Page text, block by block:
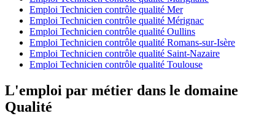
Emploi Technicien contrôle qualité Mer
Emploi Technicien contrôle qualité Mérignac
Emploi Technicien contrôle qualité Oullins
Emploi Technicien contrôle qualité Romans-sur-Isère
Emploi Technicien contrôle qualité Saint-Nazaire
Emploi Technicien contrôle qualité Toulouse
L'emploi par métier dans le domaine
Qualité